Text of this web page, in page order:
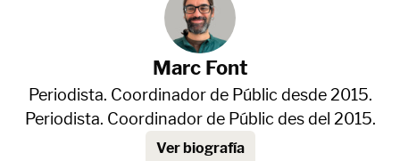
Marc Font
Periodista. Coordinador de Públic desde 2015.
Periodista. Coordinador de Públic des del 2015.
Ver biografía